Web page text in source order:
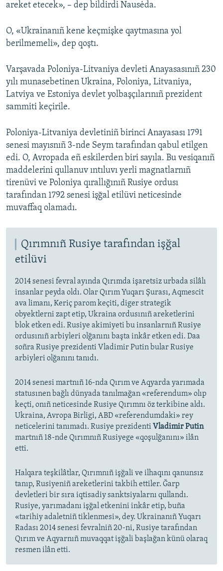
areket etecek», – dep bildirdi Nausėda.
O, «Ukrainanıñ kene keçmişke qaytmasına yol
berilmemeli», dep qoştı.
Varşavada Poloniya-Litvaniya devleti Anayasasınıñ 230
yılı munasebetinen Ukraina, Poloniya, Litvaniya,
Latviya ve Estoniya devlet yolbaşçılarınıñ prezident
sammiti keçirile.
Poloniya-Litvaniya devletiniñ birinci Anayasası 1791
senesi mayısnıñ 3-nde Seym tarafından qabul etilgen
edi. O, Avropada eñ eskilerden biri sayıla. Bu vesiqanıñ
maddelerini qullanuv ıntıluvı yerli magnatlarnıñ
tirenüvi ve Poloniya qırallığınıñ Rusiye ordusı
tarafından 1792 senesi işğal etilüvi neticesinde
muvaffaq olamadı.
Qırımnıñ Rusiye tarafından işğal
etilüvi
2014 senesi fevral ayında Qırımda işaretsiz urbada silâlı
insanlar peyda oldı. Olar Qırım Yuqarı Şurası, Aqmescit
ava limanı, Keriç parom keçiti, diger strategik
obyektlerni zapt etip, Ukraina ordusınıñ areketlerini
blok etken edi. Rusiye akimiyeti bu insanlarnıñ Rusiye
ordusınıñ arbiyleri olğanını başta inkâr etken edi. Daa
soñra Rusiye prezidenti Vladimir Putin bular Rusiye
arbiyleri olğanını tanıdı.
2014 senesi martnıñ 16-nda Qırım ve Aqyarda yarımada
statusınen bağlı dünyada tanılmağan «referendum» olıp
keçti, onıñ neticesinde Rusiye Qırımnı öz terkibine aldı.
Ukraina, Avropa Birligi, ABD «referendumdaki» rey
neticelerini tanımadı. Rusiye prezidenti Vladimir Putin
martnıñ 18-nde Qırımnıñ Rusiyege «qoşulğanını» ilân
etti.
Halqara teşkilâtlar, Qırımnıñ işğali ve ilhaqını qanunsız
tanıp, Rusiyeniñ areketlerini takbih ettiler. Ğarp
devletleri bir sıra iqtisadiy sanktsiyalarnı qullandı.
Rusiye, yarımadanı işğal etkenini inkâr etip, buña
«tarihiy adaletniñ tiklenmesi», dey. Ukrainanıñ Yuqarı
Radası 2014 senesi fevralniñ 20-ni, Rusiye tarafından
Qırım ve Aqyarnıñ muvaqqat işğali başlağan künü olaraq
resmen ilân etti.